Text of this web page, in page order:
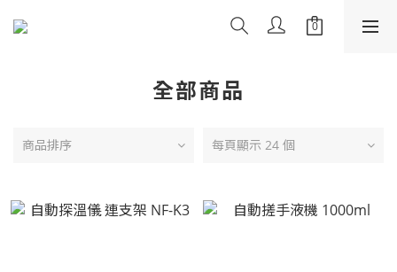
全部商品
商品排序 每頁顯示 24 個